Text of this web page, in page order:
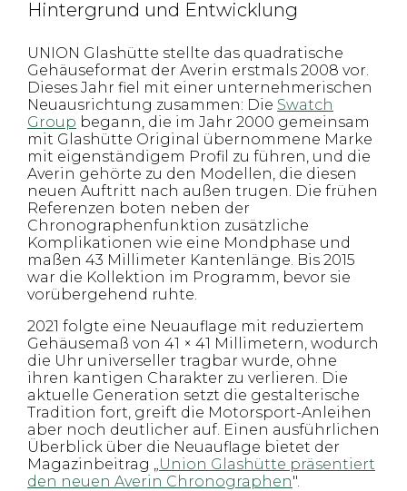
Hintergrund und Entwicklung
UNION Glashütte stellte das quadratische
Gehäuseformat der Averin erstmals 2008 vor.
Dieses Jahr fiel mit einer unternehmerischen
Neuausrichtung zusammen: Die Swatch
Group begann, die im Jahr 2000 gemeinsam
mit Glashütte Original übernommene Marke
mit eigenständigem Profil zu führen, und die
Averin gehörte zu den Modellen, die diesen
neuen Auftritt nach außen trugen. Die frühen
Referenzen boten neben der
Chronographenfunktion zusätzliche
Komplikationen wie eine Mondphase und
maßen 43 Millimeter Kantenlänge. Bis 2015
war die Kollektion im Programm, bevor sie
vorübergehend ruhte.
2021 folgte eine Neuauflage mit reduziertem
Gehäusemaß von 41 × 41 Millimetern, wodurch
die Uhr universeller tragbar wurde, ohne
ihren kantigen Charakter zu verlieren. Die
aktuelle Generation setzt die gestalterische
Tradition fort, greift die Motorsport-Anleihen
aber noch deutlicher auf. Einen ausführlichen
Überblick über die Neuauflage bietet der
Magazinbeitrag „Union Glashütte präsentiert
den neuen Averin Chronographen".